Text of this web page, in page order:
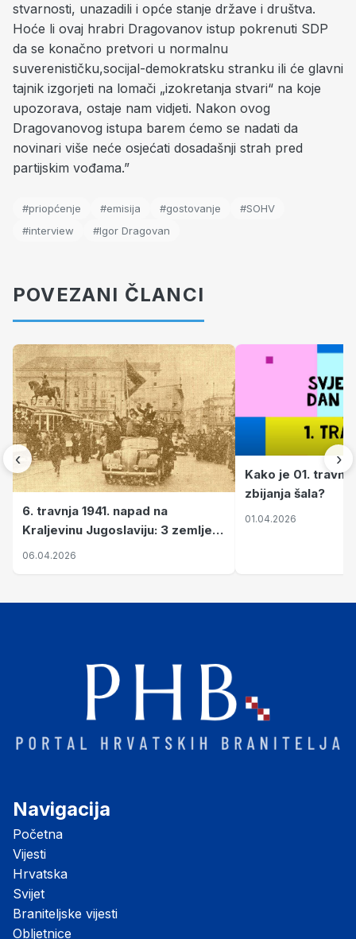
stvarnosti, unazadili i opće stanje države i društva.
Hoće li ovaj hrabri Dragovanov istup pokrenuti SDP
da se konačno pretvori u normalnu
suverenističku,socijal-demokratsku stranku ili će glavni
tajnik izgorjeti na lomači „izokretanja stvari“ na koje
upozorava, ostaje nam vidjeti. Nakon ovog
Dragovanovog istupa barem ćemo se nadati da
novinari više neće osjećati dosadašnji strah pred
partijskim vođama.”
#priopćenje #emisija #gostovanje
#SOHV
#interview
#Igor Dragovan
POVEZANI ČLANCI
‹
6. travnja 1941. napad na
Kraljevinu Jugoslaviju: 3 zemlje
nastale njenim raspadom
06.04.2026
Kako je 01.
zbijanja šala?
01.04.2026
›
Navigacija
Početna
Vijesti
Hrvatska
Svijet
Braniteljske vijesti
Obljetnice